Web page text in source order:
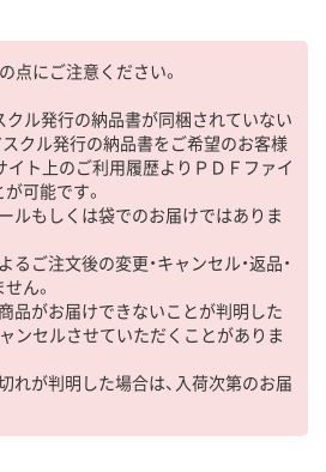
点にご注意ください。
クル発行の納品書が同梱されていない
クル発行の納品書をご希望のお客様
イト上のご利用履歴よりＰＤＦファイ
可能です。
ルもしくは袋でのお届けではありま
るご注文後の変更・キャンセル・返品・
ん。
品がお届けできないことが判明した
ンセルさせていただくことがありま
れが判明した場合は、入荷次第のお届